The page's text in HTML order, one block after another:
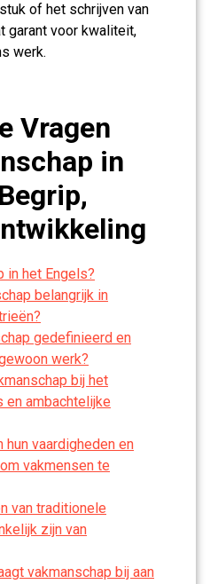
of het schrijven van
garant voor kwaliteit,
werk.
Vragen
in
in het Engels?
belangrijk in
gedefinieerd en
werk?
bij het
en ambachtelijke
hun vaardigheden en
vakmensen te
van traditionele
zijn van
vakmanschap bij aan